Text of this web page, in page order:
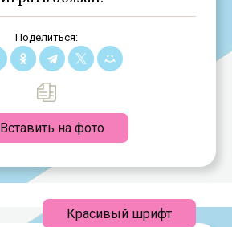
Поделиться:
Вставить на фото
Красивый шрифт